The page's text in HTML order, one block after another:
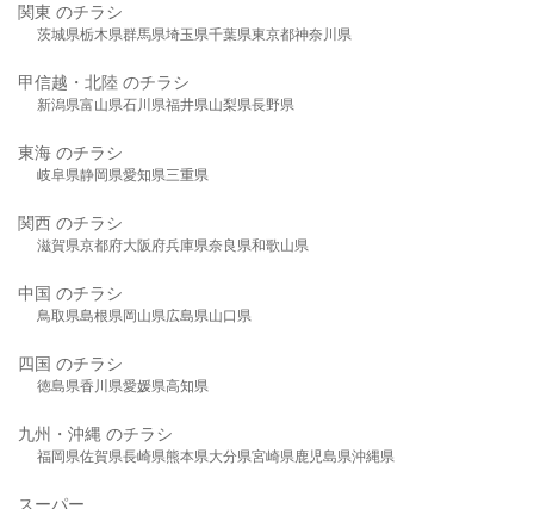
関東 のチラシ
茨城県栃木県群馬県埼玉県千葉県東京都神奈川県
甲信越・北陸 のチラシ
新潟県富山県石川県福井県山梨県長野県
東海 のチラシ
岐阜県静岡県愛知県三重県
関西 のチラシ
滋賀県京都府大阪府兵庫県奈良県和歌山県
中国 のチラシ
鳥取県島根県岡山県広島県山口県
四国 のチラシ
徳島県香川県愛媛県高知県
九州・沖縄 のチラシ
福岡県佐賀県長崎県熊本県大分県宮崎県鹿児島県沖縄県
スーパー